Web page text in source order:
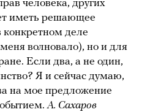
человека, других
иметь решающее
конкретном деле
волновало), но и для
Если два, а не один,
Я и сейчас думаю,
на мое предложение
А. Сахаров